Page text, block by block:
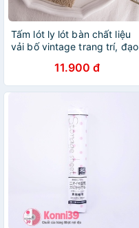
Tấm lót ly lót bàn chất liệu
vải bố vintage trang trí, đạo
Hàn Quốc LC13
11.900 đ